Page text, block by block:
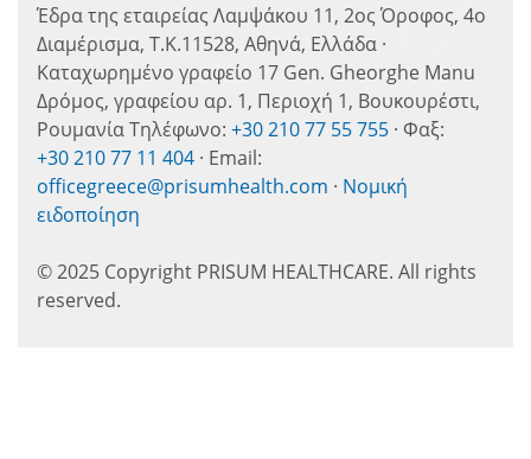
Έδρα της εταιρείας Λαμψάκου 11, 2ος Όροφος, 4ο
Διαμέρισμα, Τ.Κ.11528, Αθηνά, Ελλάδα ·
Καταχωρημένο γραφείο 17 Gen. Gheorghe Manu
Δρόμος, γραφείου αρ. 1, Περιοχή 1, Βουκουρέστι,
Ρουμανία Τηλέφωνο: +30 210 77 55 755 · Φαξ:
+30 210 77 11 404 · Email:
officegreece@prisumhealth.com · Νομική
ειδοποίηση
© 2025 Copyright PRISUM HEALTHCARE. All rights
reserved.